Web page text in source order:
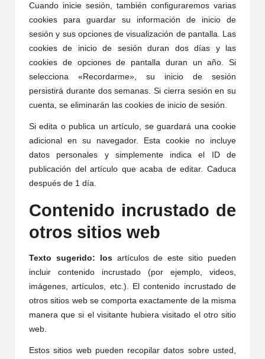
Cuando inicie sesión, también configuraremos varias
cookies para guardar su información de inicio de
sesión y sus opciones de visualización de pantalla. Las
cookies de inicio de sesión duran dos días y las
cookies de opciones de pantalla duran un año. Si
selecciona «Recordarme», su inicio de sesión
persistirá durante dos semanas. Si cierra sesión en su
cuenta, se eliminarán las cookies de inicio de sesión.
Si edita o publica un artículo, se guardará una cookie
adicional en su navegador. Esta cookie no incluye
datos personales y simplemente indica el ID de
publicación del artículo que acaba de editar. Caduca
después de 1 día.
Contenido incrustado de
otros sitios web
Texto sugerido: losartículos de este sitio pueden
incluir contenido incrustado (por ejemplo, videos,
imágenes, artículos, etc.). El contenido incrustado de
otros sitios web se comporta exactamente de la misma
manera que si el visitante hubiera visitado el otro sitio
web.
Estos sitios web pueden recopilar datos sobre usted,